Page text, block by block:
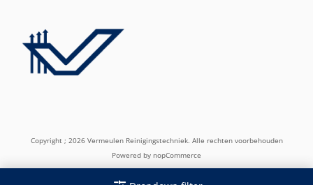
Copyright ; 2026 Vermeulen Reinigingstechniek. Alle rechten voorbehouden
Powered by nopCommerce